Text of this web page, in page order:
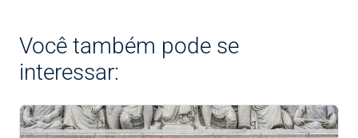
Você também pode se
interessar: